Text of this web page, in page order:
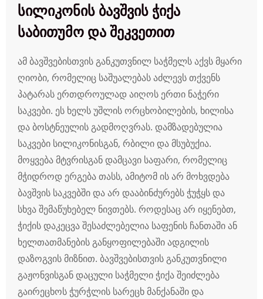
სილიკონის ბავშვის ჭიქა
საბითუმო და შეკვეთით
ამ ბავშვებისთვის განკუთვნილ საჭმელს აქვს მყარი
ღიობი, რომელიც საშუალებას აძლევს თქვენს
პატარას ერთდროულად აიღოს ერთი ნაჭერი
საკვები. ეს ხელს უშლის ორცხობილების, ხილისა
და ბოსტნეულის გადმოღვრას. დამზადებულია
საკვები სილიკონისგან, რბილი და მსუბუქია.
მოყვება მტვრისგან დამცავი საფარი, რომელიც
მჭიდროდ ერგება თასს, ამიტომ ის არ მოხვდება
ბავშვის საკვებში და არ დააბინძურებს ჭუჭყს და
სხვა შემაწუხებელ ნივთებს. როდესაც არ იყენებთ,
ჭიქის დაკეცვა შესაძლებელია საფენის ჩანთაში ან
ხელთათმანების განყოფილებაში ადგილის
დაზოგვის მიზნით. ბავშვებისთვის განკუთვნილი
გაჟონვისგან დაცული საჭმელი ჭიქა შეიძლება
გაირეცხოს ჭურჭლის სარეცხ მანქანაში და